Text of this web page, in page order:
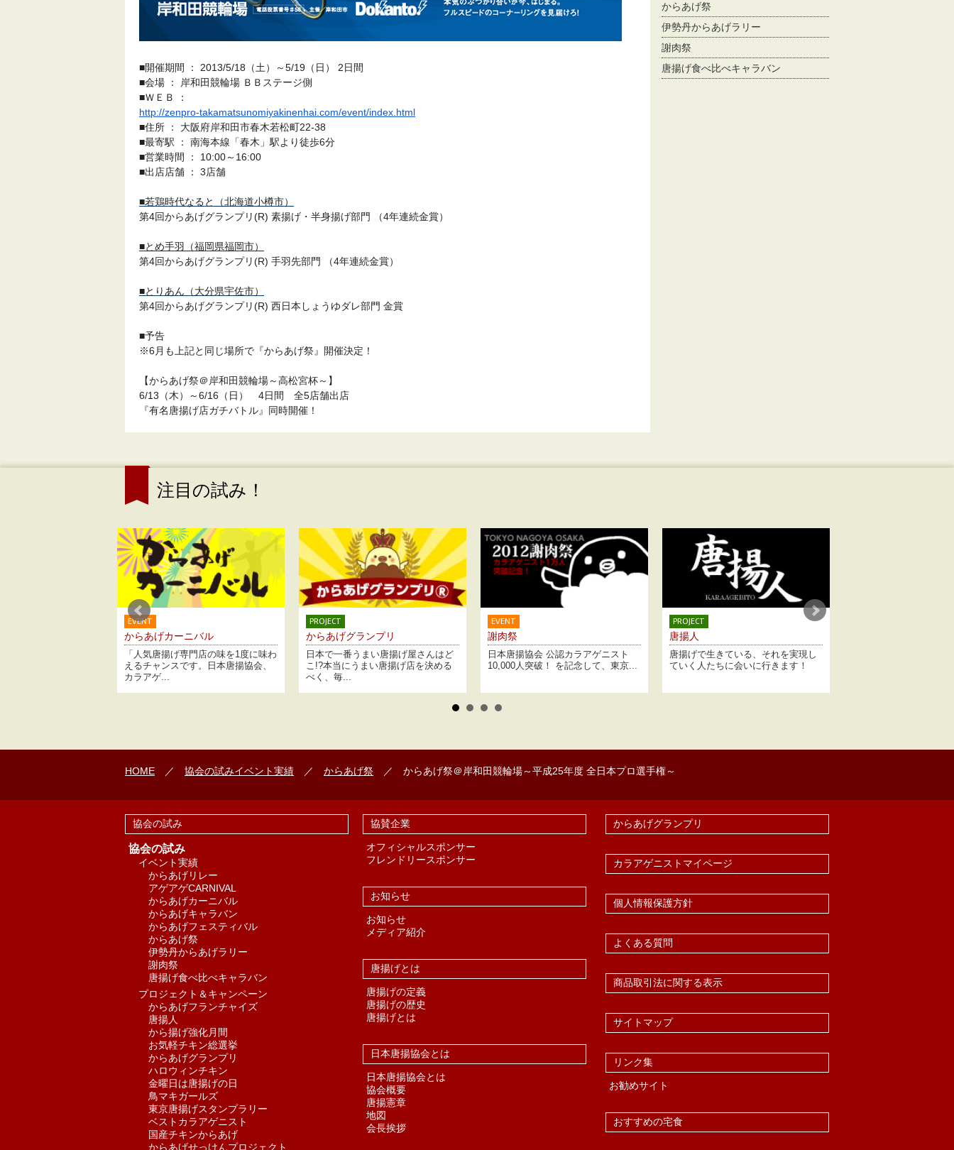
■開催期間 ： 2013/5/18（土）～5/19（日） 2日間
■会場 ： 岸和田競輪場 ＢＢステージ側
■ＷＥＢ ：
http://zenpro-takamatsunomiyakinenhai.com/event/index.html
■住所 ： 大阪府岸和田市春木若松町22-38
■最寄駅 ： 南海本線「春木」駅より徒歩6分
■営業時間 ： 10:00～16:00
■出店店舗 ： 3店舗
■若鶏時代なると（北海道小樽市）
第4回からあげグランプリ(R) 素揚げ・半身揚げ部門 （4年連続金賞）
■とめ手羽（福岡県福岡市）
第4回からあげグランプリ(R) 手羽先部門 （4年連続金賞）
■とりあん（大分県宇佐市）
第4回からあげグランプリ(R) 西日本しょうゆダレ部門 金賞
■予告
※6月も上記と同じ場所で『からあげ祭』開催決定！
【からあげ祭＠岸和田競輪場～高松宮杯～】
6/13（木）～6/16（日） 4日間 全5店舗出店
『有名唐揚げ店ガチバトル』同時開催！
からあげ祭
伊勢丹からあげラリー
謝肉祭
唐揚げ食べ比べキャラバン
注目の試み！
からあげグランプリ
日本で一番うまい唐揚げ屋さんはど
こ!?本当にうまい唐揚げ店を決める
べく、毎...
EVENT
謝肉祭
日本唐揚協会 公認カラアゲニスト
10,000人突破！ を記念して、東京...
唐揚人
唐揚げで生きている、それを実現し
ていく人たちに会いに行きます！
EVENT
からあげカーニバル
「人気唐揚げ専門店の味を1度に味わ
えるチャンスです。日本唐揚協会、
HOME ／ 協会の試みイベント実績 ／ からあげ祭 ／ からあげ祭＠岸和田競輪場～平成25年度 全日本プロ選手権～
協会の試み
協会の試み
イベント実績
からあげリレー
アゲアゲCARNIVAL
からあげカーニバル
からあげキャラバン
からあげフェスティバル
からあげ祭
伊勢丹からあげラリー
謝肉祭
唐揚げ食べ比べキャラバン
プロジェクト＆キャンペーン
からあげフランチャイズ
唐揚人
から揚げ強化月間
お気軽チキン総選挙
からあげグランプリ
ハロウィンチキン
金曜日は唐揚げの日
鳥マキガールズ
東京唐揚げスタンプラリー
ベストカラアゲニスト
国産チキンからあげ
からあげせっけんプロジェクト
協賛企業
オフィシャルスポンサー
フレンドリースポンサー
お知らせ
お知らせ
メディア紹介
唐揚げとは
唐揚げの定義
唐揚げの歴史
唐揚げとは
日本唐揚協会とは
日本唐揚協会とは
協会概要
唐揚憲章
地図
会長挨拶
からあげグランプリ
カラアゲニストマイページ
個人情報保護方針
よくある質問
商品取引法に関する表示
サイトマップ
リンク集
お勧めサイト
おすすめの宅食